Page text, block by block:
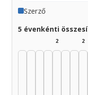
Szerző
5 évenkénti
2 2